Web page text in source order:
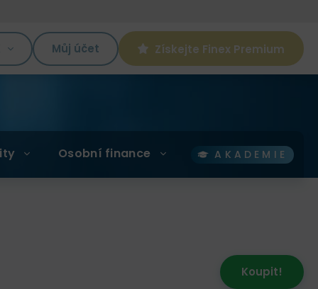
Můj účet Získejte Finex Premium
Osobní finance AKADEMIE
Koupit!